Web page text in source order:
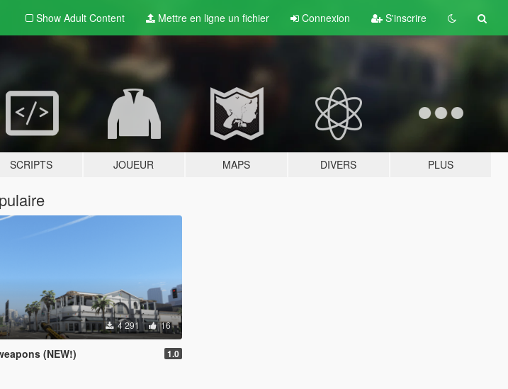
Show Adult Content Mettre en ligne un fichier Connexion S'inscrire
SCRIPTS JOUEUR MAPS DIVERS PLUS
4 291 16
(NEW!) 1.0